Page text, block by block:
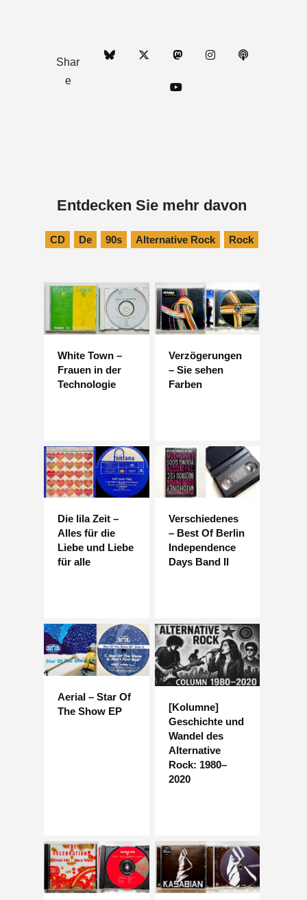
Shar
e
Entdecken Sie mehr davon
CD De 90s Alternative Rock Rock
White Town –
Frauen in der
Technologie
Verzögerungen
– Sie sehen
Farben
Die lila Zeit –
Alles für die
Liebe und Liebe
für alle
Verschiedenes
– Best Of Berlin
Independence
Days Band II
Aerial – Star Of
The Show EP
[Kolumne]
Geschichte und
Wandel des
Alternative
Rock: 1980–
2020